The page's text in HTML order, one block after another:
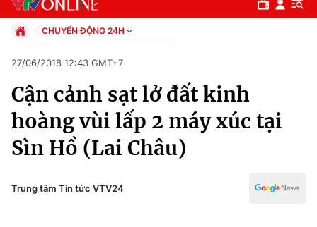
Chuyên mục
Chính trị
CHUYỂN ĐỘNG 24H
Xã hội
Pháp luật
Thể thao
Truyền hình
Văn hóa - Giải trí
27/06/2018 12:43 GMT+7
Cận cảnh sạt lở đất kinh
hoàng vùi lấp 2 máy xúc tại
Sìn Hồ (Lai Châu)
Trung tâm Tin tức VTV24